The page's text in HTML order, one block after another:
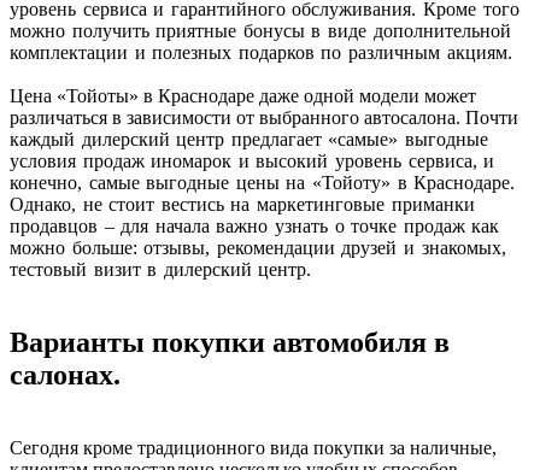
уровень сервиса и гарантийного обслуживания. Кроме того
можно получить приятные бонусы в виде дополнительной
комплектации и полезных подарков по различным акциям.
Цена «Тойоты» в Краснодаре даже одной модели может
различаться в зависимости от выбранного автосалона. Почти
каждый дилерский центр предлагает «самые» выгодные
условия продаж иномарок и высокий уровень сервиса, и
конечно, самые выгодные цены на «Тойоту» в Краснодаре.
Однако, не стоит вестись на маркетинговые приманки
продавцов – для начала важно узнать о точке продаж как
можно больше: отзывы, рекомендации друзей и знакомых,
тестовый визит в дилерский центр.
Варианты покупки автомобиля в
салонах.
Сегодня кроме традиционного вида покупки за наличные,